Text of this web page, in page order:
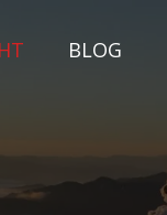
BLOG